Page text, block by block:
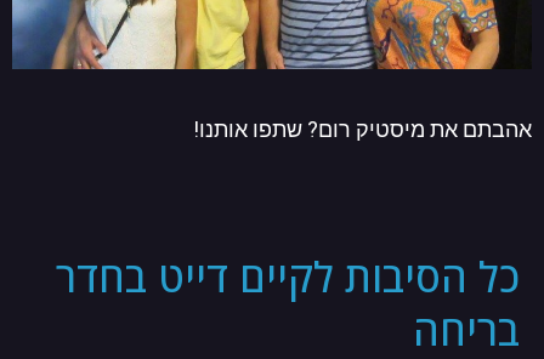
אהבתם את מיסטיק רום? שתפו אותנו!
כל הסיבות לקיים דייט בחדר
בריחה